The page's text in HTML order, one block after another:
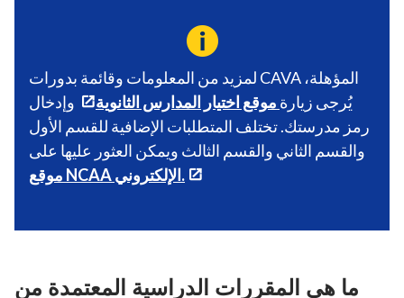
لمزيد من المعلومات وقائمة بدورات CAVA المؤهلة،
يُرجى زيارة موقع اختيار المدارس الثانوية
وإدخال
رمز مدرستك. تختلف المتطلبات الإضافية للقسم الأول
والقسم الثاني والقسم الثالث ويمكن العثور عليها على
موقع NCAA الإلكتروني.
ما هي المقررات الدراسية المعتمدة من